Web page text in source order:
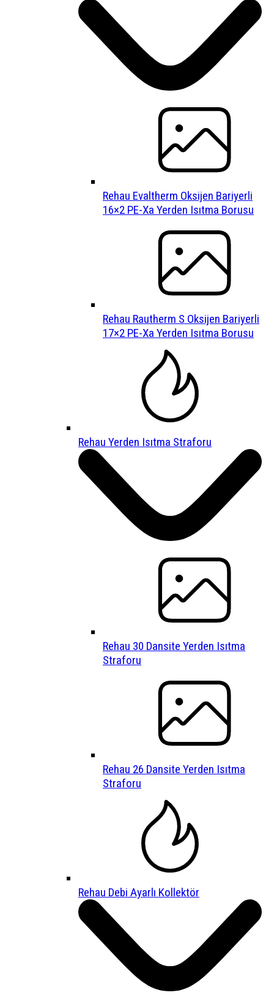
Rehau Evaltherm Oksijen Bariyerli
16×2 PE-Xa Yerden Isıtma Borusu
Rehau Rautherm S Oksijen Bariyerli
17×2 PE-Xa Yerden Isıtma Borusu
Rehau Yerden Isıtma Straforu
Rehau 30 Dansite Yerden Isıtma
Straforu
Rehau 26 Dansite Yerden Isıtma
Straforu
Rehau Debi Ayarlı Kollektör